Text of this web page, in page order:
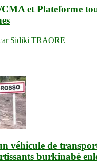
CMA et Plateforme
Sidiki TRAORE
véhicule de
burkinabè